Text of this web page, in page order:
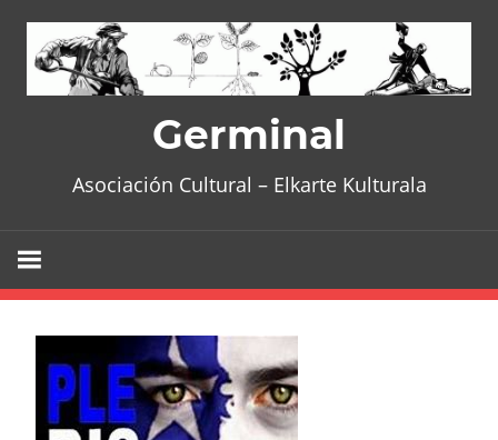
content
Germinal
Asociación Cultural – Elkarte Kulturala